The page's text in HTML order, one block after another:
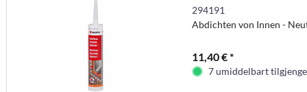
294191
Abdichten von Innen -
11,40 € *
7 umiddelbart